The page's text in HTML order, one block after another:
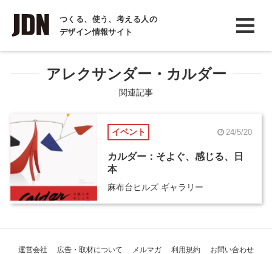
つくる、使う、考える人の
デザイン情報サイト
INTERVIEW
インタビュー
REPORT
COLUMN
コラム
アレクサンダー・カルダー
関連記事
イベント 24/5/20
カルダー：そよぐ、感じる、日
本
麻布台ヒルズ ギャラリー
運営会社 広告・取材について メルマガ 利用規約 お問い合わせ